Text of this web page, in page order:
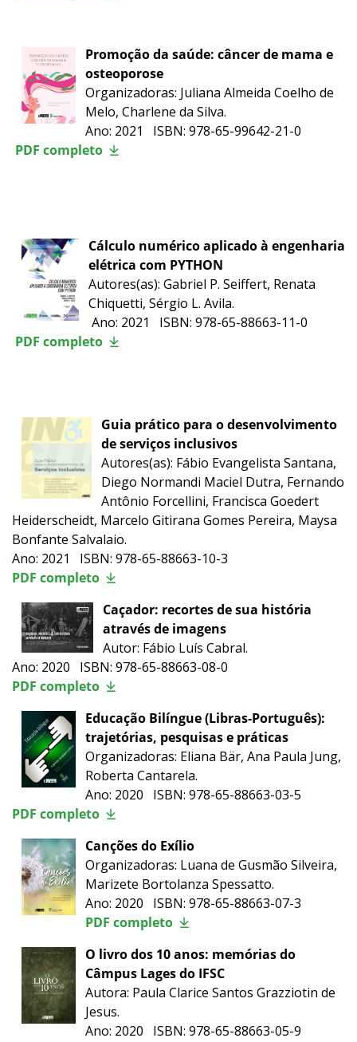
Promoção da saúde: câncer de mama e
osteoporose
Organizadoras: Juliana Almeida Coelho de
Melo, Charlene da Silva.
Ano: 2021 ISBN: 978-65-99642-21-0
PDF completo
Cálculo numérico aplicado à engenharia
elétrica com PYTHON
Autores(as): Gabriel P. Seiffert, Renata
Chiquetti, Sérgio L. Avila.
Ano: 2021 ISBN: 978-65-88663-11-0
PDF completo
Guia prático para o desenvolvimento
de serviços inclusivos
Autores(as): Fábio Evangelista Santana,
Diego Normandi Maciel Dutra, Fernando
Antônio Forcellini, Francisca Goedert
Heiderscheidt, Marcelo Gitirana Gomes Pereira, Maysa
Bonfante Salvalaio.
Ano: 2021 ISBN: 978-65-88663-10-3
PDF completo
Caçador: recortes de sua história
através de imagens
Autor: Fábio Luís Cabral.
Ano: 2020 ISBN: 978-65-88663-08-0
PDF completo
Educação Bilíngue (Libras-Português):
trajetórias, pesquisas e práticas
Organizadoras: Eliana Bär, Ana Paula Jung,
Roberta Cantarela.
Ano: 2020 ISBN: 978-65-88663-03-5
PDF completo
Canções do Exílio
Organizadoras: Luana de Gusmão Silveira,
Marizete Bortolanza Spessatto.
Ano: 2020 ISBN: 978-65-88663-07-3
PDF completo
O livro dos 10 anos: memórias do
Câmpus Lages do IFSC
Autora: Paula Clarice Santos Grazziotin de
Jesus.
Ano: 2020 ISBN: 978-65-88663-05-9